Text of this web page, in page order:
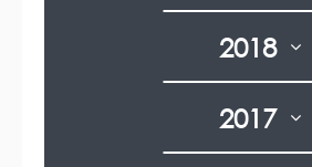
2018
2017